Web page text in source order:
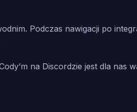
Podczas nawigacji po
na Discordzie jest dla nas